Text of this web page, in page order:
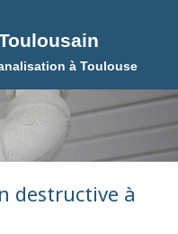
à Toulouse
destructive à